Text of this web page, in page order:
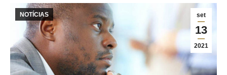
set
13
2021
NOTÍCIAS